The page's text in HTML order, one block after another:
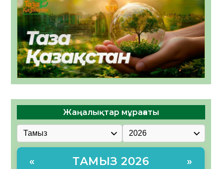
Жаңалықтар мұрағаты
« ТАМЫЗ 2026 »